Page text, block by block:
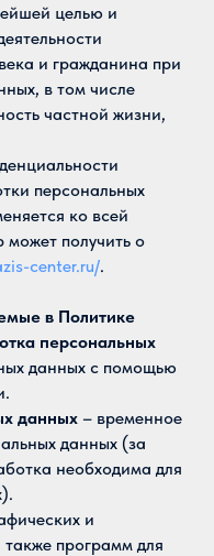
целью и
и гражданина при
в том числе
частной жизни,
персональных
ко всей
получить о
center.ru/.
в Политике
персональных
данных с помощью
данных – временное
данных (за
необходима для
и
программ для